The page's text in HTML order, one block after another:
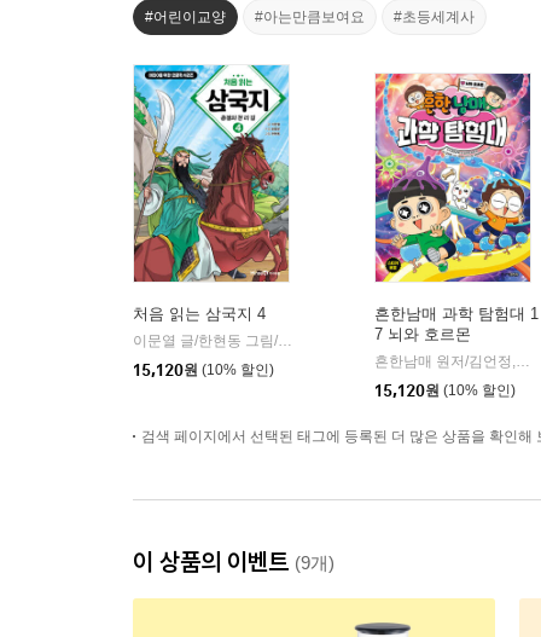
#어린이교양 #아는만큼보여요 #초등세계사
처음 읽는 삼국지 4
이문열 글/한현동 그림/윤종문 편
미래엔아이세움
15,120원 (10% 할인)
흔한남매 과학 탐험대 1
7 뇌와 호르몬
흔한남매 원저/김언정,송은경 글/김덕영 그림/권경아 감수
15,120원 (10% 할인)
검색 페이지에서 선택된 태그에 등록된 더 많은 상품을 확인해
이 상품의 이벤트 (9개)